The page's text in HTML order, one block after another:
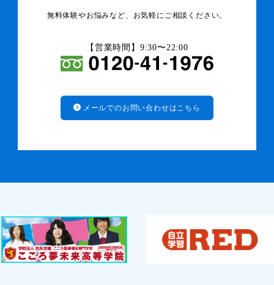
無料体験やお悩みなど、お気軽にご相談ください。
【営業時間】9:30〜22:00
メールでのお問い合わせはこちら